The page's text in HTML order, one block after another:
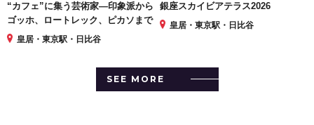
“カフェ”に集う芸術家―印象派から
ゴッホ、ロートレック、ピカソまで
皇居・東京駅・日比谷
銀座スカイビアテラス2026
皇居・東京駅・日比谷
SEE MORE